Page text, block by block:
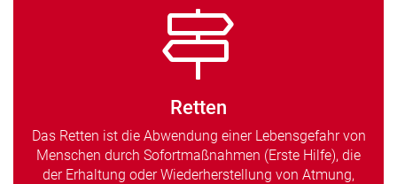
Retten
Das Retten ist die Abwendung einer Lebensgefahr von
Menschen durch Sofortmaßnahmen (Erste Hilfe), die
der Erhaltung oder Wiederherstellung von Atmung,